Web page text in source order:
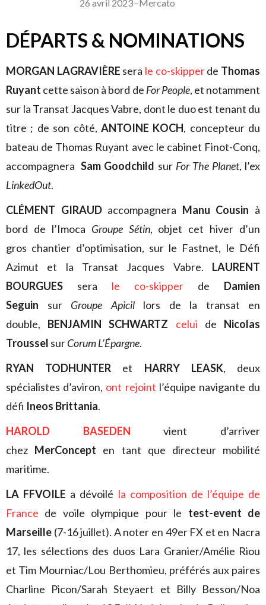
26 avril 2023–Mercato
DÉPARTS & NOMINATIONS
MORGAN LAGRAVIÈRE sera le co-skipperde Thomas
Ruyant cette saison à bord de For People, et notamment
sur la Transat Jacques Vabre, dont le duo est tenant du
titre ; de son côté, ANTOINE KOCH, concepteur du
bateau de Thomas Ruyant avec le cabinet Finot-Conq,
accompagneraSam Goodchild sur For The Planet, l’ex
LinkedOut.
CLÉMENT GIRAUDaccompagnera Manu Cousin à
bord de l’Imoca Groupe Sétin, objet cet hiver d’un
gros chantier d’optimisation, sur le Fastnet, le Défi
Azimut et la Transat Jacques Vabre. LAURENT
BOURGUES sera le co-skipper de Damien
Seguin sur Groupe Apicillors de la transat en
double, BENJAMIN SCHWARTZ celui de Nicolas
Troussel surCorum L’Épargne.
RYAN TODHUNTER et HARRY LEASK, deux
spécialistes d’aviron, ont rejoint l’équipe navigante du
défi Ineos Brittania.
HAROLD BASEDEN vient d’arriver
chez MerConcept en tant que directeur mobilité
maritime.
LA FFVOILE a dévoilé la composition de l’équipe de
France de voile olympique pour le test-event de
Marseille (7-16 juillet). A noter en 49er FX et en Nacra
17, les sélections des duos Lara Granier/Amélie Riou
et Tim Mourniac/Lou Berthomieu, préférés aux paires
Charline Picon/Sarah Steyaert et Billy Besson/Noa